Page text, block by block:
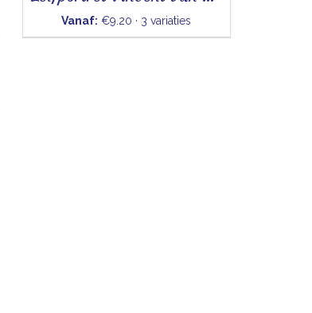
Vanaf: €9.20 · 3 variaties